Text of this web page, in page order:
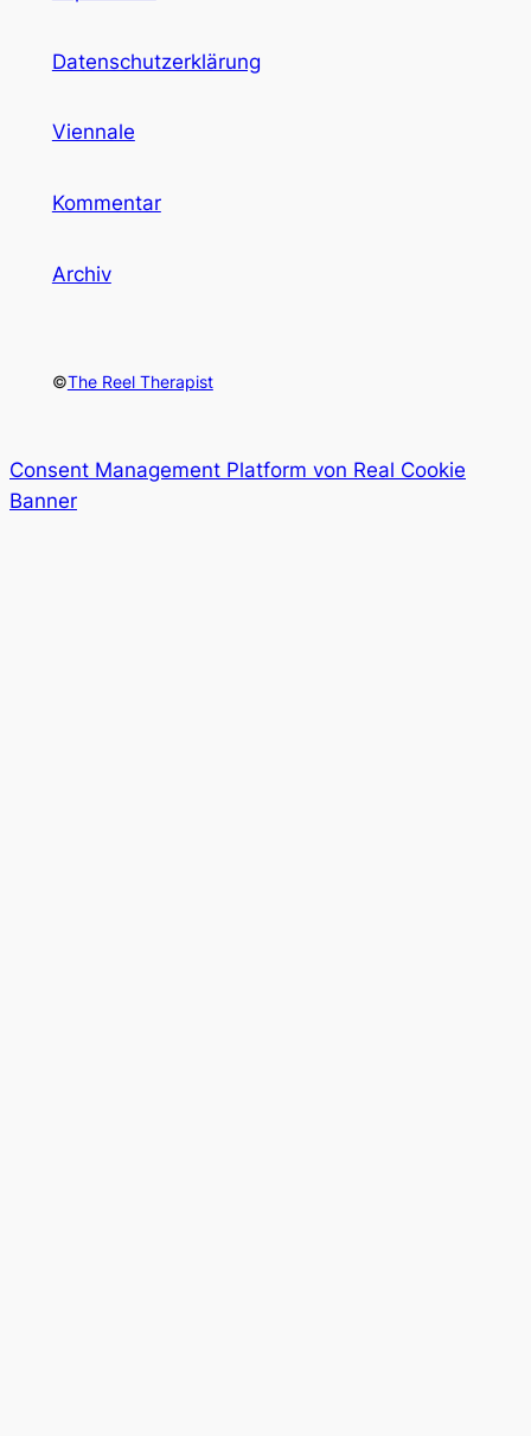
Datenschutzerklärung
Viennale
Kommentar
Archiv
©The Reel Therapist
Consent Management Platform von Real Cookie
Banner